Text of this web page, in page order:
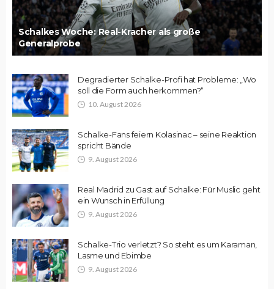
Schalkes Woche: Real-Kracher als große
Generalprobe
Degradierter Schalke-Profi hat Probleme: „Wo
soll die Form auch herkommen?“
10. August 2026
Schalke-Fans feiern Kolasinac – seine Reaktion
spricht Bände
9. August 2026
Real Madrid zu Gast auf Schalke: Für Muslic geht
ein Wunsch in Erfüllung
9. August 2026
Schalke-Trio verletzt? So steht es um Karaman,
Lasme und Ebimbe
9. August 2026